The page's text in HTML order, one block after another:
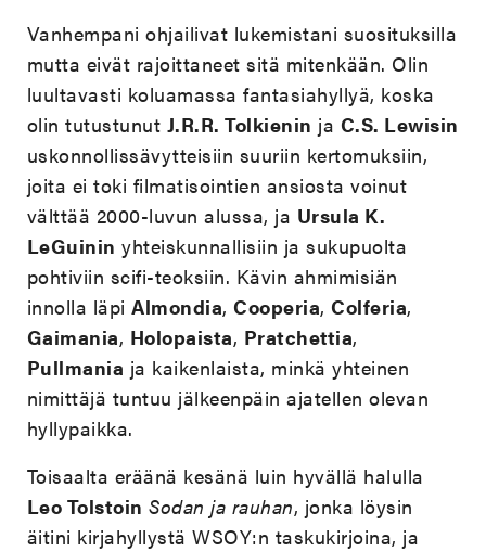
Vanhempani ohjailivat lukemistani suosituksilla
mutta eivät rajoittaneet sitä mitenkään. Olin
luultavasti koluamassa fantasiahyllyä, koska
olin tutustunut J.R.R. Tolkienin ja C.S. Lewisin
uskonnollissävytteisiin suuriin kertomuksiin,
joita ei toki filmatisointien ansiosta voinut
välttää 2000-luvun alussa, ja Ursula K.
LeGuinin yhteiskunnallisiin ja sukupuolta
pohtiviin scifi-teoksiin. Kävin ahmimisiän
innolla läpiAlmondia,Cooperia,Colferia,
Gaimania, Holopaista, Pratchettia,
Pullmania ja kaikenlaista, minkä yhteinen
nimittäjä tuntuu jälkeenpäin ajatellen olevan
hyllypaikka.
Toisaalta eräänä kesänä luin hyvällä halulla
Leo Tolstoin Sodan ja rauhan, jonka löysin
äitini kirjahyllystä WSOY:n taskukirjoina, ja